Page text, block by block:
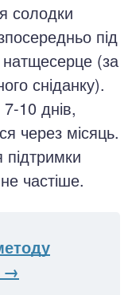
солодки
під
натщесерце (за
сніданку).
10 днів,
через місяць.
частіше.
→